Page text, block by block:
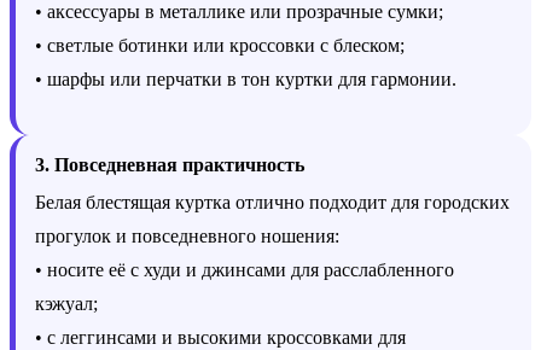
• аксессуары в металлике или прозрачные сумки;
• светлые ботинки или кроссовки с блеском;
• шарфы или перчатки в тон куртки для гармонии.
3. Повседневная практичность
Белая блестящая куртка отлично подходит для городских
прогулок и повседневного ношения:
• носите её с худи и джинсами для расслабленного
кэжуал;
• с леггинсами и высокими кроссовками для